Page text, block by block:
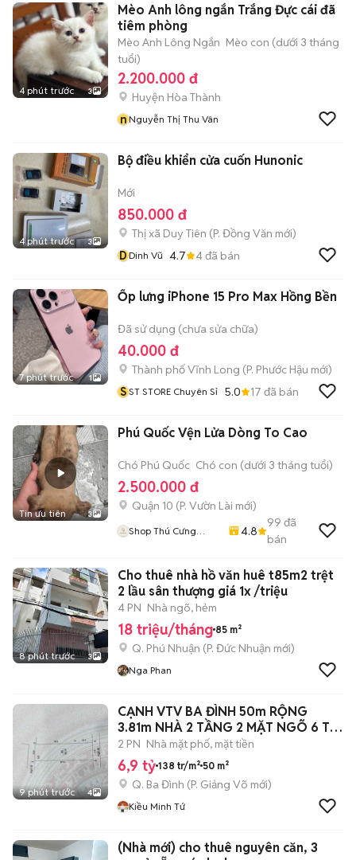
4 phút trước 3
Mèo Anh lông ngắn Trắng Đực cái đã
tiêm phòng
Mèo Anh Lông Ngắn Mèo con (dưới 3 tháng
tuổi)
2.200.000 đ
Huyện Hòa Thành
nNguyễn Thị Thu Vân
4 phút trước 3
Bộ điều khiển cửa cuốn Hunonic
Mới
850.000 đ
Thị xã Duy Tiên (P. Đồng Văn mới)
DDinh Vũ 4.7 4đã bán
7 phút trước 1
Ốp lưng iPhone 15 Pro Max Hồng Bền
Đã sử dụng (chưa sửa chữa)
40.000 đ
Thành phố Vĩnh Long (P. Phước Hậu mới)
S ST STORE Chuyên Sỉ 5.0 17 đã bán
Tin ưu tiên 3
Phú Quốc Vện Lửa Dòng To Cao
Chó Phú Quốc Chó con (dưới 3 tháng tuổi)
2.500.000 đ
Quận 10 (P. Vườn Lài mới)
Shop Thú Cưng
4.8
99 đã
bán
8 phút trước 3
Cho thuê nhà hồ văn huê t85m2 trệt
2 lầu sân thượng giá 1x /triệu
4 PN Nhà ngõ, hẻm
18 triệu/tháng 85 m²
Q. Phú Nhuận (P. Đức Nhuận mới)
Nga Phan
9 phút trước 4
CẠNH VTV BA ĐÌNH 50m RỘNG
3.81m NHÀ 2 TẦNG 2 MẶT NGÕ 6 Ty
9
2 PN Nhà mặt phố, mặt tiền
6,9 tỷ 138 tr/m² 50 m²
Q. Ba Đình (P. Giảng Võ mới)
Kiều Minh Tứ
(Nhà mới) cho thuê nguyên căn, 3